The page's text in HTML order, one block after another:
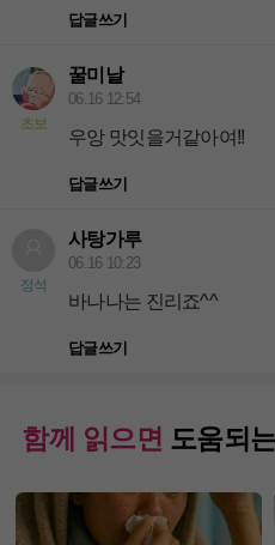
답글쓰기
초보
꿀미날
06.16 12:54
우앙 맛잇을거같아여!!
답글쓰기
정석
사탕가루
06.16 10:23
바나나는 진리죠^^
답글쓰기
함께 읽으면 도움되